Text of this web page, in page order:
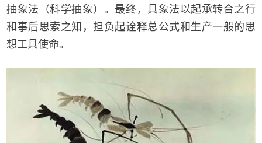
抽象法（科学抽象）。最终，具象法以起承转合之行
和事后思索之知，担负起诠释总公式和生产一般的思
想工具使命。